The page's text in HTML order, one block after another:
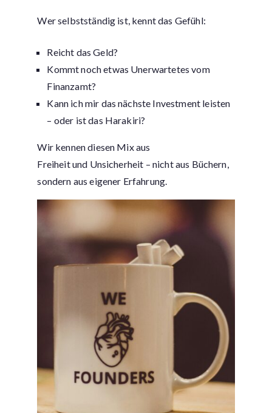
Wer selbstständig ist, kennt das Gefühl:
Reicht das Geld?
Kommt noch etwas Unerwartetes vom
Finanzamt?
Kann ich mir das nächste Investment leisten
– oder ist das Harakiri?
Wir kennen diesen Mix aus
Freiheit und Unsicherheit – nicht aus Büchern,
sondern aus eigener Erfahrung.